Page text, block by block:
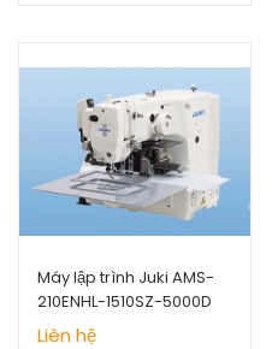
Máy lập trình Juki AMS-
210ENHL-1510SZ-5000D
Liên hệ